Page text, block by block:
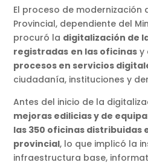
El proceso de modernización
Provincial, dependiente del
procuró la digitalización de
registradas en las oficinas y
procesos en servicios
ciudadanía, instituciones y
Antes del inicio de la
mejoras edilicias y de
las 350 oficinas
provincial, lo que implicó la
infraestructura base,